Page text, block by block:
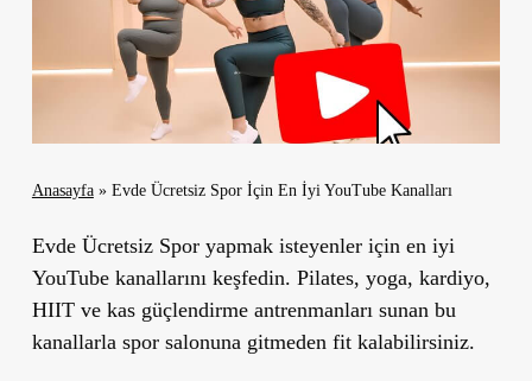
Anasayfa» Evde Ücretsiz Spor İçin En İyi YouTube Kanalları
Evde Ücretsiz Sporyapmak isteyenler için en iyi
YouTube kanallarını keşfedin. Pilates, yoga, kardiyo,
HIIT ve kas güçlendirme antrenmanları sunan bu
kanallarla spor salonuna gitmeden fit kalabilirsiniz.